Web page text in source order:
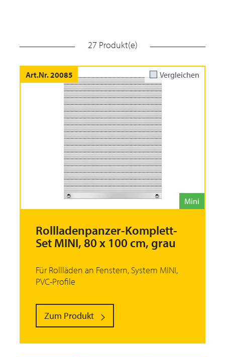
27 Produkt(e)
Art.Nr. 20085 Vergleichen
Mini
Rollladenpanzer-Komplett-
Set MINI, 80 x 100 cm, grau
Für Rollläden an Fenstern, System MINI,
PVC-Profile
Zum Produkt